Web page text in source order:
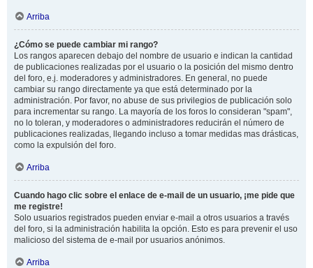
Arriba
¿Cómo se puede cambiar mi rango?
Los rangos aparecen debajo del nombre de usuario e indican la cantidad
de publicaciones realizadas por el usuario o la posición del mismo dentro
del foro, e.j. moderadores y administradores. En general, no puede
cambiar su rango directamente ya que está determinado por la
administración. Por favor, no abuse de sus privilegios de publicación solo
para incrementar su rango. La mayoría de los foros lo consideran "spam",
no lo toleran, y moderadores o administradores reducirán el número de
publicaciones realizadas, llegando incluso a tomar medidas mas drásticas,
como la expulsión del foro.
Arriba
Cuando hago clic sobre el enlace de e-mail de un usuario, ¡me pide que
me registre!
Solo usuarios registrados pueden enviar e-mail a otros usuarios a través
del foro, si la administración habilita la opción. Esto es para prevenir el uso
malicioso del sistema de e-mail por usuarios anónimos.
Arriba